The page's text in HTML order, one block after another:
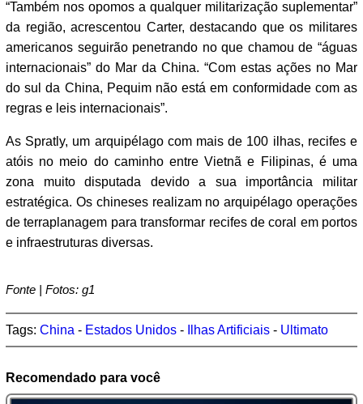
“Também nos opomos a qualquer militarização suplementar”
da região, acrescentou Carter, destacando que os militares
americanos seguirão penetrando no que chamou de “águas
internacionais” do Mar da China. “Com estas ações no Mar
do sul da China, Pequim não está em conformidade com as
regras e leis internacionais”.
As Spratly, um arquipélago com mais de 100 ilhas, recifes e
atóis no meio do caminho entre Vietnã e Filipinas, é uma
zona muito disputada devido a sua importância militar
estratégica. Os chineses realizam no arquipélago operações
de terraplanagem para transformar recifes de coral em portos
e infraestruturas diversas.
Fonte | Fotos: g1
Tags: China - Estados Unidos - Ilhas Artificiais - Ultimato
Recomendado para você